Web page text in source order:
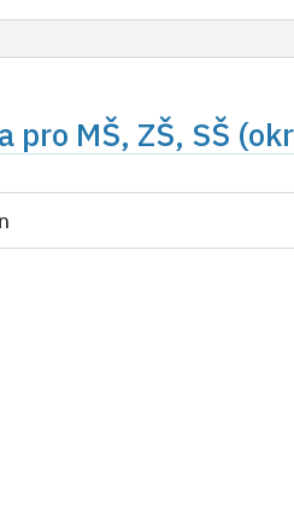
pro MŠ, ZŠ, SŠ